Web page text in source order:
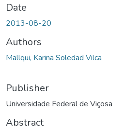
Date
2013-08-20
Authors
Mallqui, Karina Soledad Vilca
Publisher
Universidade Federal de Viçosa
Abstract